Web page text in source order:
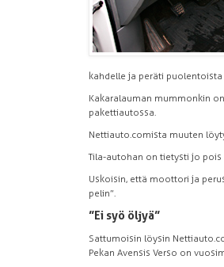
kahdelle ja peräti
Kakaralauman mummonkin
pakettiautossa.
Nettiauto.comista muuten
Tila-autohan on tietysti jo
Uskoisin, että moottori ja
pelin”.
”Ei syö öljyä”
Sattumoisin löysin
Pekan Avensis Verso on